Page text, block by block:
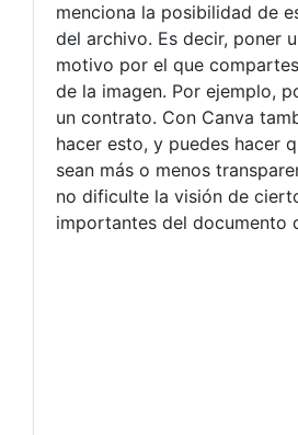
menciona la posibilidad de
del archivo. Es decir, poner
motivo por el que
de la imagen. Por ejemplo,
un contrato. Con Canva
hacer esto, y puedes hacer
sean más o menos
no dificulte la visión de
importantes del documento